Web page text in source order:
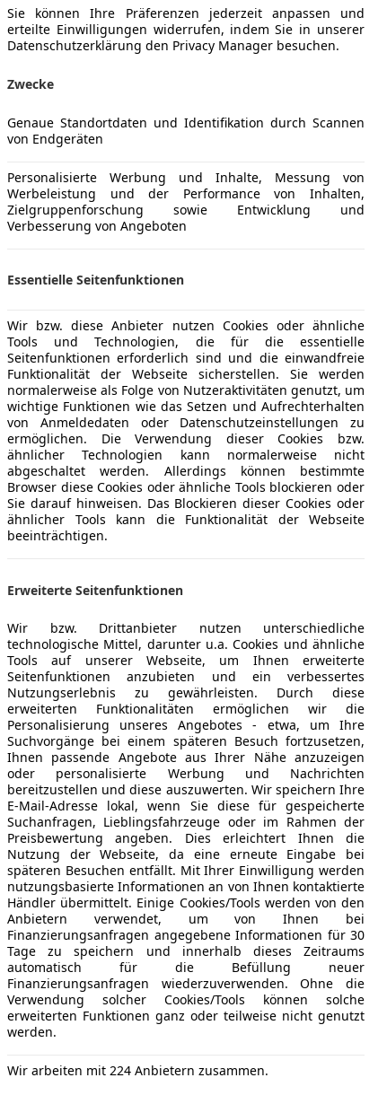
Kraftstoff
Benzin
Kraftstoffverbrauch
5,70
l/
CO₂-Emissionen
129 g/km
Komfort
2-Zonen-
Einparkhilfe
Getönte
Lichtsensor
teilb.
Unterhaltung/Media
Android
Apple
USB
Sicherheit
ABS
Alarmanlage
ESP
Isofix
Kopfairbag
LED-
LED-
Mehr anzeigen
Außenfarbe
Weiß
Lackierung
Kredit- oder Leasingrate individuell änderbar.
Mehr anzeigen
Kfz-Versicherung
Versicherungsschutz an Ihre Bedürfnisse
Freischaden-Gutschein ab Stufe 0
Auto einfach online versichern & Rabatt holen
Jetzt berechnen
Anbieter
Deine Nachricht
Sie können Ihre Präferenzen jederzeit anpassen und
erteilte Einwilligungen widerrufen, indem Sie in unserer
Datenschutzerklärung den Privacy Manager besuchen.
Zwecke
Genaue Standortdaten und Identifikation durch Scannen
von Endgeräten
Personalisierte Werbung und Inhalte, Messung von
Werbeleistung und der Performance von Inhalten,
Zielgruppenforschung sowie Entwicklung und
Verbesserung von Angeboten
Essentielle Seitenfunktionen
Wir bzw. diese Anbieter nutzen Cookies oder ähnliche
Tools und Technologien, die für die essentielle
Seitenfunktionen erforderlich sind und die einwandfreie
Funktionalität der Webseite sicherstellen. Sie werden
normalerweise als Folge von Nutzeraktivitäten genutzt, um
wichtige Funktionen wie das Setzen und Aufrechterhalten
von Anmeldedaten oder Datenschutzeinstellungen zu
ermöglichen. Die Verwendung dieser Cookies bzw.
ähnlicher Technologien kann normalerweise nicht
abgeschaltet werden. Allerdings können bestimmte
Browser diese Cookies oder ähnliche Tools blockieren oder
Sie darauf hinweisen. Das Blockieren dieser Cookies oder
ähnlicher Tools kann die Funktionalität der Webseite
beeinträchtigen.
Erweiterte Seitenfunktionen
Wir bzw. Drittanbieter nutzen unterschiedliche
technologische Mittel, darunter u.a. Cookies und ähnliche
Tools auf unserer Webseite, um Ihnen erweiterte
Seitenfunktionen anzubieten und ein verbessertes
Nutzungserlebnis zu gewährleisten. Durch diese
erweiterten Funktionalitäten ermöglichen wir die
Personalisierung unseres Angebotes - etwa, um Ihre
Suchvorgänge bei einem späteren Besuch fortzusetzen,
Ihnen passende Angebote aus Ihrer Nähe anzuzeigen
oder personalisierte Werbung und Nachrichten
bereitzustellen und diese auszuwerten. Wir speichern Ihre
E-Mail-Adresse lokal, wenn Sie diese für gespeicherte
Suchanfragen, Lieblingsfahrzeuge oder im Rahmen der
Preisbewertung angeben. Dies erleichtert Ihnen die
Nutzung der Webseite, da eine erneute Eingabe bei
späteren Besuchen entfällt. Mit Ihrer Einwilligung werden
nutzungsbasierte Informationen an von Ihnen kontaktierte
Händler übermittelt. Einige Cookies/Tools werden von den
Anbietern verwendet, um von Ihnen bei
Finanzierungsanfragen angegebene Informationen für 30
Tage zu speichern und innerhalb dieses Zeitraums
automatisch für die Befüllung neuer
Finanzierungsanfragen wiederzuverwenden. Ohne die
Verwendung solcher Cookies/Tools können solche
erweiterten Funktionen ganz oder teilweise nicht genutzt
werden.
Wir arbeiten mit 224 Anbietern zusammen.